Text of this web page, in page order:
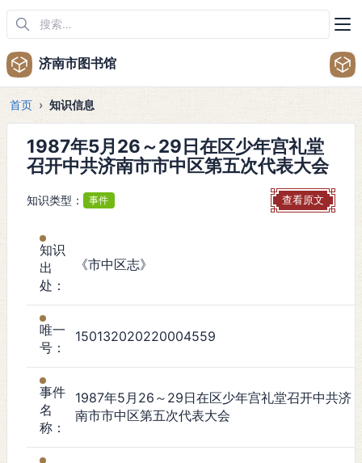
济南市图书馆
首页 知识信息
1987年5月26～29日在区少年宫礼堂
召开中共济南市市中区第五次代表大会
知识类型： 事件 查看原文
知识
出
处：
《市中区志》
唯一
号：
150132020220004559
事件
名
称：
1987年5月26～29日在区少年宫礼堂召开中共济
南市市中区第五次代表大会